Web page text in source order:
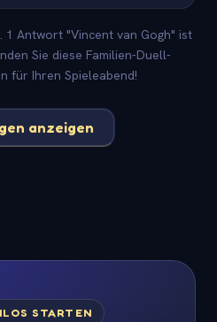
1 Antwort "Vincent van Gogh" ist
Sie diese Familien-Duell-
für Ihren Spieleabend!
anzeigen
STARTEN